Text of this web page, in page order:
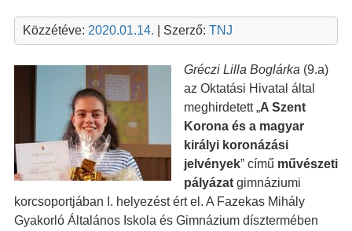
Közzétéve: 2020.01.14. | Szerző: TNJ
Gréczi Lilla Boglárka (9.a)
az Oktatási Hivatal által
meghirdetett „A Szent
Korona és a magyar
királyi koronázási
jelvények” című művészeti
pályázatgimnáziumi
korcsoportjában I. helyezést ért el. A Fazekas Mihály
Gyakorló Általános Iskola és Gimnázium dísztermében